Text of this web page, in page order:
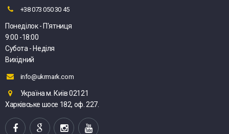
+38 073 050 30 45
Понеділок - П'ятниця
9:00 -18:00
Субота - Неділя
Вихідний
info@ukrmark.com
Україна м. Київ 02121
Харківське шосе 182, оф. 227.